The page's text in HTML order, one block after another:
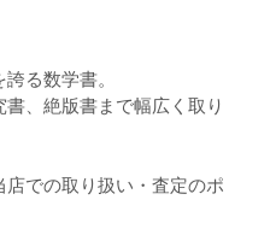
る数学書。
、絶版書まで幅広く取り
での取り扱い・査定のポ